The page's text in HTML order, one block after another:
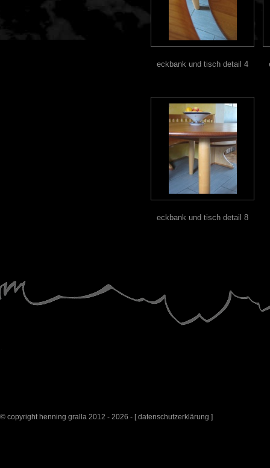
eckbank und tisch detail 4
eckbank und tisch detail 8
© copyright henning gralla 2012 - 2026 - [datenschutzerklärung ]